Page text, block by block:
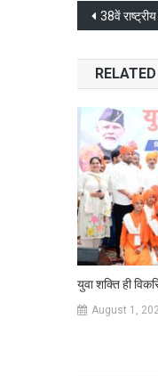
Post
38वें राष्ट्रीय खेलों की
युवा शक्ति ही
August 1,